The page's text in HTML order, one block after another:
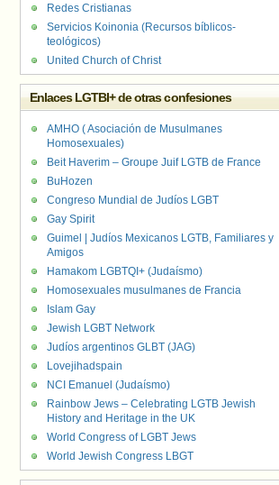
Redes Cristianas
Servicios Koinonia (Recursos bíblicos-
teológicos)
United Church of Christ
Enlaces LGTBI+ de otras confesiones
AMHO ( Asociación de Musulmanes
Homosexuales)
Beit Haverim – Groupe Juif LGTB de France
BuHozen
Congreso Mundial de Judíos LGBT
Gay Spirit
Guimel | Judíos Mexicanos LGTB, Familiares y
Amigos
Hamakom LGBTQI+ (Judaísmo)
Homosexuales musulmanes de Francia
Islam Gay
Jewish LGBT Network
Judíos argentinos GLBT (JAG)
Lovejihadspain
NCI Emanuel (Judaísmo)
Rainbow Jews – Celebrating LGTB Jewish
History and Heritage in the UK
World Congress of LGBT Jews
World Jewish Congress LBGT